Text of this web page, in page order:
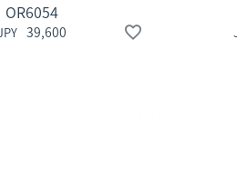
OR6054
39,600